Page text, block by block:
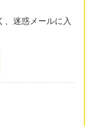
、迷惑メールに入